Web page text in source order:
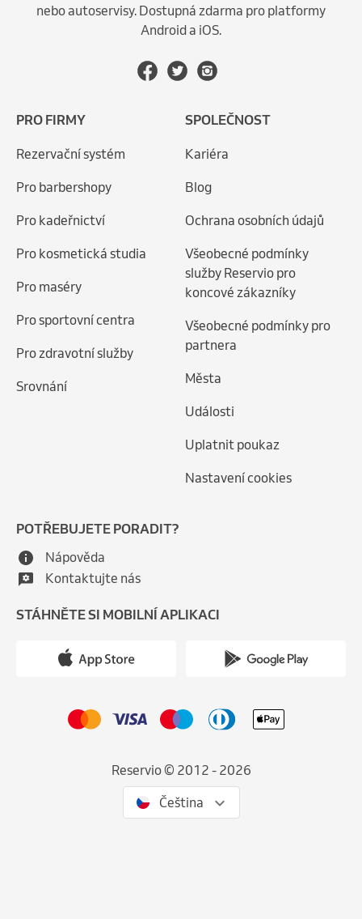
nebo autoservisy. Dostupná zdarma pro platformy
Android a iOS.
PRO FIRMY
Rezervační systém
Pro barbershopy
Pro kadeřnictví
Pro kosmetická studia
Pro maséry
Pro sportovní centra
Pro zdravotní služby
Srovnání
SPOLEČNOST
Kariéra
Blog
Ochrana osobních údajů
Všeobecné podmínky
služby Reservio pro
koncové zákazníky
Všeobecné podmínky pro
partnera
Města
Události
Uplatnit poukaz
Nastavení cookies
POTŘEBUJETE PORADIT?
Nápověda
Kontaktujte nás
STÁHNĚTE SI MOBILNÍ APLIKACI
Reservio © 2012 - 2026
Čeština